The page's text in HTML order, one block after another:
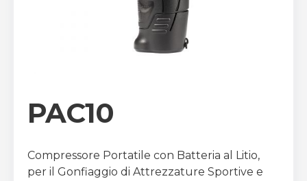
PAC10
Compressore Portatile con Batteria al Litio,
per il Gonfiaggio di Attrezzature Sportive e